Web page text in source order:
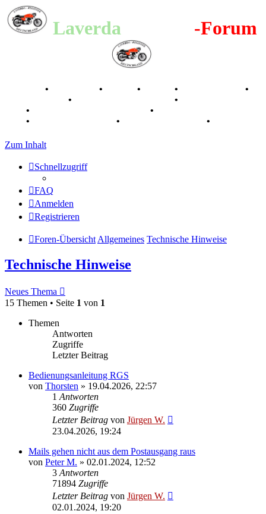
Laverda -Forum
• • • •
•
• •
• •
• • •
Zum Inhalt
Schnellzugriff
FAQ
Anmelden
Registrieren
Foren-Übersicht Allgemeines Technische Hinweise
Technische Hinweise
Neues Thema
15 Themen • Seite 1 von 1
Themen
Antworten
Zugriffe
Letzter Beitrag
Bedienungsanleitung RGS
von Thorsten » 19.04.2026, 22:57
1 Antworten
360 Zugriffe
Letzter Beitrag von Jürgen W.
23.04.2026, 19:24
Mails gehen nicht aus dem Postausgang raus
von Peter M. » 02.01.2024, 12:52
3 Antworten
71894 Zugriffe
Letzter Beitrag von Jürgen W.
02.01.2024, 19:20